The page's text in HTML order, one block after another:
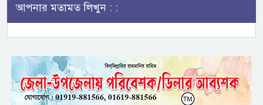
আপনার মতামত লিখুন : :